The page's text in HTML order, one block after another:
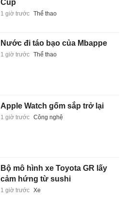
Cup
1 giờ trước Thể thao
Nước đi táo bạo của Mbappe
1 giờ trước Thể thao
Apple Watch gốm sắp trở lại
1 giờ trước Công nghệ
Bộ mô hình xe Toyota GR lấy
cảm hứng từ sushi
1 giờ trước Xe